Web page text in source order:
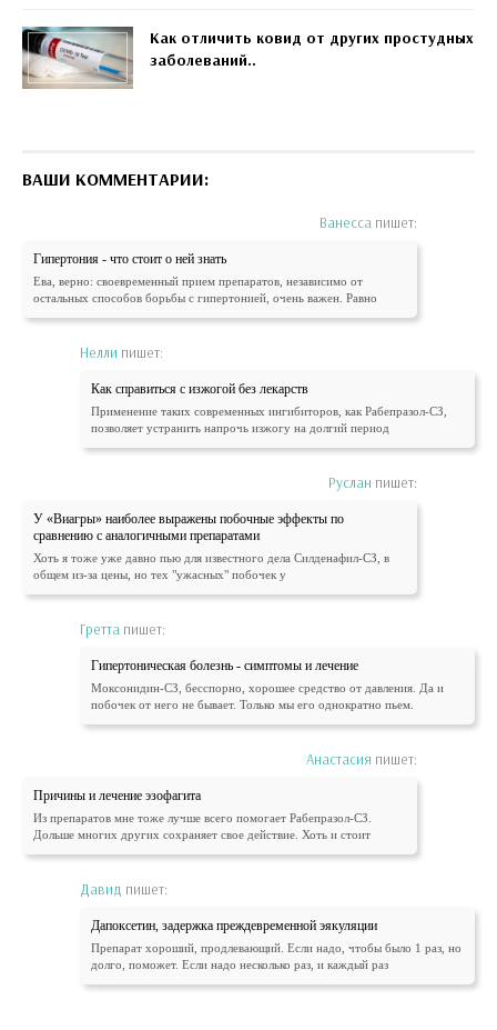
Как отличить ковид от других простудных
заболеваний..
ВАШИ КОММЕНТАРИИ:
Ванесса пишет:
Гипертония - что стоит о ней знать
Ева, верно: своевременный прием препаратов, независимо от
остальных способов борьбы с гипертонией, очень важен. Равно
Нелли пишет:
Как справиться с изжогой без лекарств
Применение таких современных ингибиторов, как Рабепразол-СЗ,
позволяет устранить напрочь изжогу на долгий период
Руслан пишет:
У «Виагры» наиболее выражены побочные эффекты по
сравнению с аналогичными препаратами
Хоть я тоже уже давно пью для известного дела Силденафил-СЗ, в
общем из-за цены, но тех "ужасных" побочек у
Гретта пишет:
Гипертоническая болезнь - симптомы и лечение
Моксонидин-СЗ, бесспорно, хорошее средство от давления. Да и
побочек от него не бывает. Только мы его однократно пьем.
Анастасия пишет:
Причины и лечение эзофагита
Из препаратов мне тоже лучше всего помогает Рабепразол-СЗ.
Дольше многих других сохраняет свое действие. Хоть и стоит
Давид пишет:
Дапоксетин, задержка преждевременной эякуляции
Препарат хороший, продлевающий. Если надо, чтобы было 1 раз, но
долго, поможет. Если надо несколько раз, и каждый раз